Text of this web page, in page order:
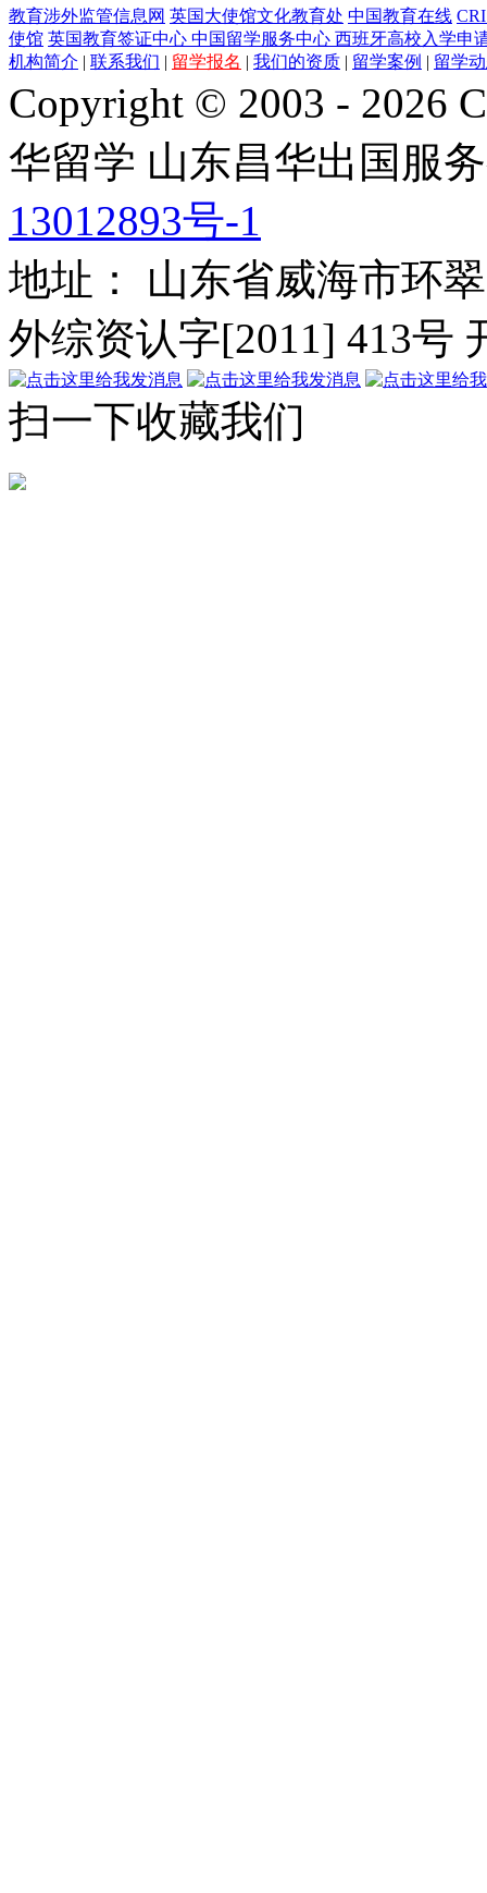
教育涉外监管信息网 英国大使馆文化教育处 中国教育在线
使馆 英国教育签证中心 中国留学服务中心 西班牙高校入学申
机构简介 | 联系我们 | 留学报名 | 我们的资质 | 留学案例 | 留学
Copyright © 2003 - 2026
华留学 山东昌华出国服
13012893号-1
地址： 山东省威海市环
外综资认字[2011] 413号
扫一下收藏我们